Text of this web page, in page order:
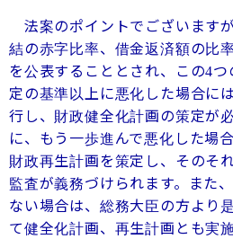
法案のポイントでございます
結の赤字比率、借金返済額の比
を公表することとされ、この4つ
定の基準以上に悪化した場合に
行し、財政健全化計画の策定が
に、もう一歩進んで悪化した場
財政再生計画を策定し、そのそ
監査が義務づけられます。また
ない場合は、総務大臣の方より
て健全化計画、再生計画とも実